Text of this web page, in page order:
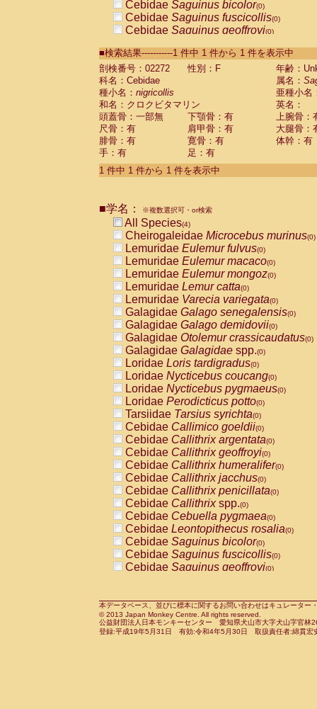
Cebidae Saguinus bicolor(0)
Cebidae Saguinus fuscicollis(0)
Cebidae Saguinus geoffroyi(0)
CebidaeSaguinus labiatus(0)
Cebidae Saguinus leucopus (0)
Cebidae
CebidaeSaguinus mystax
CebidaeSaguinus nigricollis (1)
Cebidae Saguinus oedipus
Cebidae Saguinus weddelli
Cebidae Saguinusspp.
Cebidae Aotus trivirgatus
Cebidae Cebus albifrons
CebidaeCebus nigrivittatus
CebidaeCebus
CebidaeSaimiri boliviensis(0)
CebidaeSaimiri sciureus(0)
AtelidaeAlouatta caraya(0)
AtelidaeAlouatta fusca(0)
AtelidaeAlouatta seniculus
AtelidaeAlouattaspp.(0)
AtelidaeAteles belzebuth(0)
AtelidaeAteles geoffroyi(0)
AtelidaeAteles paniscus(0)
AtelidaeAtelesspp.(0)
Atelidae Lagothrix lagothricha
AtelidaeLagothrix lagothricha cana
PitheciidaeCacajao calvus
PitheciidaeCallicebus cupreus
PitheciidaeCallicebus donacophilus
PitheciidaeCallicebus moloch
PitheciidaeCallicebus torquatus
PitheciidaeCallicebusspp.(0)
PitheciidaeChiropotes satanas(0)
PitheciidaePithecia monachus
PitheciidaePithecia pithecia(0)
CercopithecidaeCercocebus agilis
CercopithecidaeCercocebus
CercopithecidaeCercocebus
CercopithecidaeCercocebus
CercopithecidaeCercocebus
CercopithecidaeCercocebushybrid
CercopithecidaePapio anubis(0)
CercopithecidaePapio cynocephalus
CercopithecidaePapio hamadryas(0)
■検索結果-----------1 件中 1 件から 1 件を表示中
剖検番号：02272
性別：F
年齢：
科名：Cebidae
属名：
種小名： nigricollis
亜種小名
和名：クロクビタマリン
英名：
頭蓋骨：一部無
下顎骨：有
上腕骨：
尺骨：有
肩甲骨：有
大腿骨：
腓骨：有
寛骨：有
体幹：有
手：有
足：有
1 件中 1 件から 1 件を表示中
■学名： ※複数選択可・or検索
All Species(4)
Cheirogaleidae Microcebus murinus(0)
Lemuridae Eulemur fulvus(0)
Lemuridae Eulemur macaco(0)
Lemuridae Eulemur mongoz(0)
Lemuridae Lemur catta(0)
Lemuridae Varecia variegata(0)
Galagidae Galago senegalensis(0)
Galagidae Galago demidovii(0)
Galagidae Otolemur crassicaudatus(0)
Galagidae Galagidae spp.(0)
Loridae Loris tardigradus(0)
Loridae Nycticebus coucang(0)
Loridae Nycticebus pygmaeus(0)
Loridae Perodicticus potto(0)
Tarsiidae Tarsius syrichta(0)
Cebidae Callimico goeldii(0)
Cebidae Callithrix argentata(0)
Cebidae Callithrix geoffroyi(0)
Cebidae Callithrix humeralifer(0)
Cebidae Callithrix jacchus(0)
Cebidae Callithrix penicillata(0)
Cebidae Callithrixspp.(0)
Cebidae Cebuella pygmaea(0)
Cebidae Leontopithecus rosalia(0)
Cebidae Saguinus bicolor(0)
Cebidae Saguinus fuscicollis(0)
Cebidae Saguinus geoffroyi(0)
CebidaeSaguinus leucopus(0)
CebidaeSaguinus midas(0)
Cebidae Saguinus mystax(0)
本データベース、並びに標本に関するお問い合わせはキュレータ
© 2013 Japan Monkey Centre. All rights reserved.
公益財団法人日本モンキーセンター 愛知県犬山市大字犬山字官
登録:平成19年5月31日 有効:令和4年5月30日 取扱責任者:綿貫宏